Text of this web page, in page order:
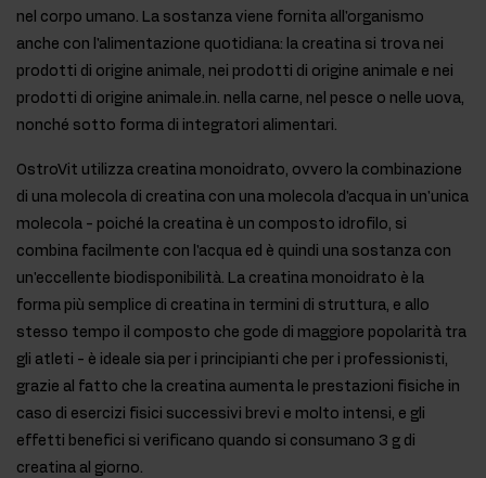
nel corpo umano. La sostanza viene fornita all'organismo
anche con l'alimentazione quotidiana: la creatina si trova nei
prodotti di origine animale, nei prodotti di origine animale e nei
prodotti di origine animale.in. nella carne, nel pesce o nelle uova,
nonché sotto forma di integratori alimentari.
OstroVit utilizza creatina monoidrato, ovvero la combinazione
di una molecola di creatina con una molecola d'acqua in un'unica
molecola - poiché la creatina è un composto idrofilo, si
combina facilmente con l'acqua ed è quindi una sostanza con
un'eccellente biodisponibilità. La creatina monoidrato è la
forma più semplice di creatina in termini di struttura, e allo
stesso tempo il composto che gode di maggiore popolarità tra
gli atleti - è ideale sia per i principianti che per i professionisti,
grazie al fatto che la creatina aumenta le prestazioni fisiche in
caso di esercizi fisici successivi brevi e molto intensi, e gli
effetti benefici si verificano quando si consumano 3 g di
creatina al giorno.